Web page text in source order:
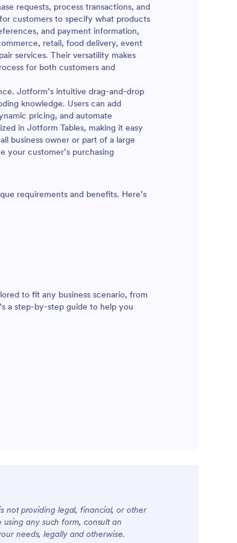
requests, process transactions, and
customers to specify what products
and payment information,
retail, food delivery, event
services. Their versatility makes
for both customers and
Jotform’s intuitive drag-and-drop
knowledge. Users can add
pricing, and automate
in Jotform Tables, making it easy
business owner or part of a large
your customer’s purchasing
requirements and benefits. Here’s
to fit any business scenario, from
a step-by-step guide to help you
not providing legal, financial, or other
any such form, consult an
needs, legally and otherwise.